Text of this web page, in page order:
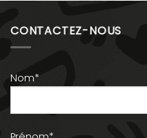
CONTACTEZ-NOUS
Nom*